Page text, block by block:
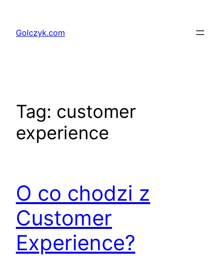
treściGolczyk.com
Tag: customer
experience
O co chodzi z
Customer
Experience?